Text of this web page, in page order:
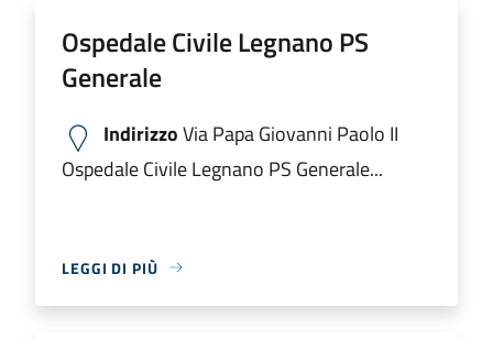
Ospedale Civile Legnano PS
Generale
IndirizzoVia Papa Giovanni Paolo II
Ospedale Civile Legnano PS Generale...
LEGGI DI PIÙ